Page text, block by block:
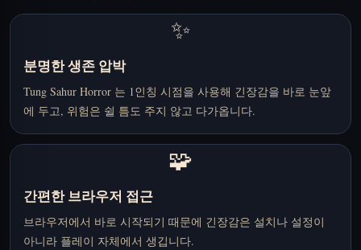
✨
분명한 생존 압박
Tung Sahur Horror 는 1인칭 시점을 사용해 긴장감을 바로 눈앞
에 두고, 위험은 쉴 틈도 주지 않고 다가옵니다.
🧩
간편한 브라우저 접근
브라우저에서 바로 시작되기 때문에 긴장감은 설치나 설정이
아니라 플레이 자체에서 생깁니다.